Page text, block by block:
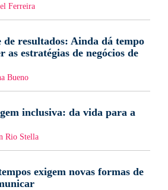
Ferreira
de resultados: Ainda dá tempo
as estratégias de negócios de
Bueno
inclusiva: da vida para a
Rio Stella
exigem novas formas de